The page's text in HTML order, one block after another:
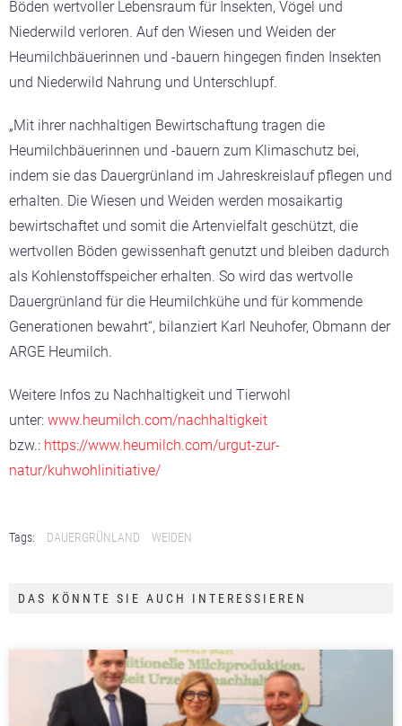
Böden wertvoller Lebensraum für Insekten, Vögel und
Niederwild verloren. Auf den Wiesen und Weiden der
Heumilchbäuerinnen und -bauern hingegen finden Insekten
und Niederwild Nahrung und Unterschlupf.
„Mit ihrer nachhaltigen Bewirtschaftung tragen die
Heumilchbäuerinnen und -bauern zum Klimaschutz bei,
indem sie das Dauergrünland im Jahreskreislauf pflegen und
erhalten. Die Wiesen und Weiden werden mosaikartig
bewirtschaftet und somit die Artenvielfalt geschützt, die
wertvollen Böden gewissenhaft genutzt und bleiben dadurch
als Kohlenstoffspeicher erhalten. So wird das wertvolle
Dauergrünland für die Heumilchkühe und für kommende
Generationen bewahrt“, bilanziert Karl Neuhofer, Obmann der
ARGE Heumilch.
Weitere Infos zu Nachhaltigkeit und Tierwohl
unter: www.heumilch.com/nachhaltigkeit
bzw.: https://www.heumilch.com/urgut-zur-
natur/kuhwohlinitiative/
Tags: DAUERGRÜNLAND WEIDEN
DAS KÖNNTE SIE AUCH INTERESSIEREN